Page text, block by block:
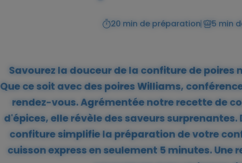
20 min de préparation 5 min
Savourez la douceur de la confiture de poires
Que ce soit avec des poires Williams,
rendez-vous. Agrémentée notre recette de
d'épices, elle révèle des saveurs
confiture simplifie la préparation de votre
cuisson express en seulement 5 minutes.